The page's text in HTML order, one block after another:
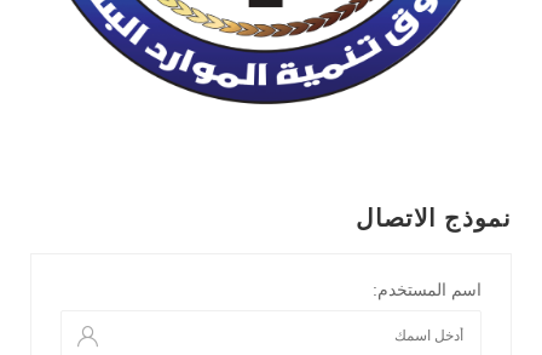
نموذج الاتصال
اسم المستخدم: